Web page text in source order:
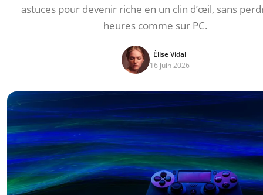
astuces pour devenir riche en un clin d’œil, sans
heures comme sur PC.
Élise Vidal
16 juin 2026